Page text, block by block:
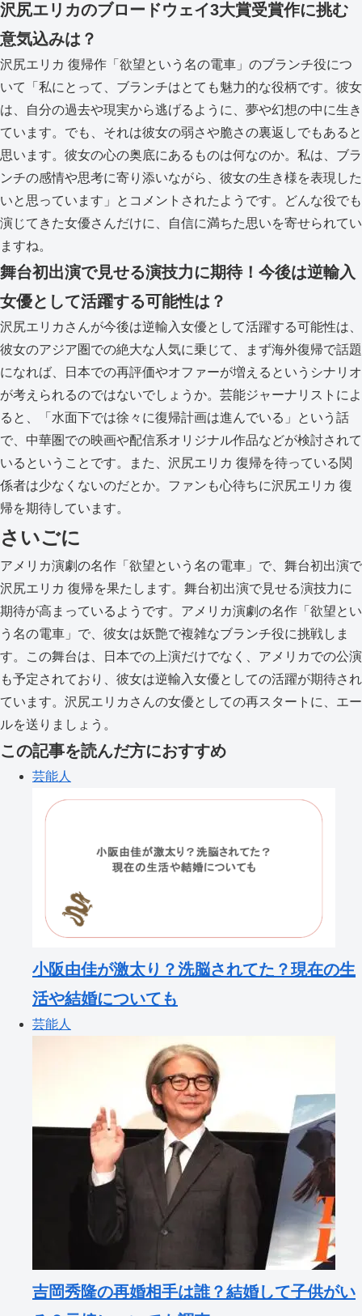
沢尻エリカのブロードウェイ3大賞受賞作に挑む
意気込みは？
沢尻エリカ 復帰作「欲望という名の電車」のブランチ役につ
いて「私にとって、ブランチはとても魅力的な役柄です。彼女
は、自分の過去や現実から逃げるように、夢や幻想の中に生き
ています。でも、それは彼女の弱さや脆さの裏返しでもあると
思います。彼女の心の奥底にあるものは何なのか。私は、ブラ
ンチの感情や思考に寄り添いながら、彼女の生き様を表現した
いと思っています」とコメントされたようです。どんな役でも
演じてきた女優さんだけに、自信に満ちた思いを寄せられてい
ますね。
舞台初出演で見せる演技力に期待！今後は逆輸入
女優として活躍する可能性は？
沢尻エリカさんが今後は逆輸入女優として活躍する可能性は、
彼女のアジア圏での絶大な人気に乗じて、まず海外復帰で話題
になれば、日本での再評価やオファーが増えるというシナリオ
が考えられるのではないでしょうか。芸能ジャーナリストによ
ると、「水面下では徐々に復帰計画は進んでいる」という話
で、中華圏での映画や配信系オリジナル作品などが検討されて
いるということです。また、沢尻エリカ 復帰を待っている関
係者は少なくないのだとか。ファンも心待ちに沢尻エリカ 復
帰を期待しています。
さいごに
アメリカ演劇の名作「欲望という名の電車」で、舞台初出演で
沢尻エリカ 復帰を果たします。舞台初出演で見せる演技力に
期待が高まっているようです。アメリカ演劇の名作「欲望とい
う名の電車」で、彼女は妖艶で複雑なブランチ役に挑戦しま
す。この舞台は、日本での上演だけでなく、アメリカでの公演
も予定されており、彼女は逆輸入女優としての活躍が期待され
ています。沢尻エリカさんの女優としての再スタートに、エー
ルを送りましょう。
この記事を読んだ方におすすめ
芸能人
小阪由佳が激太り？洗脳されてた？現在の生
活や結婚についても
芸能人
吉岡秀隆の再婚相手は誰？結婚して子供がい